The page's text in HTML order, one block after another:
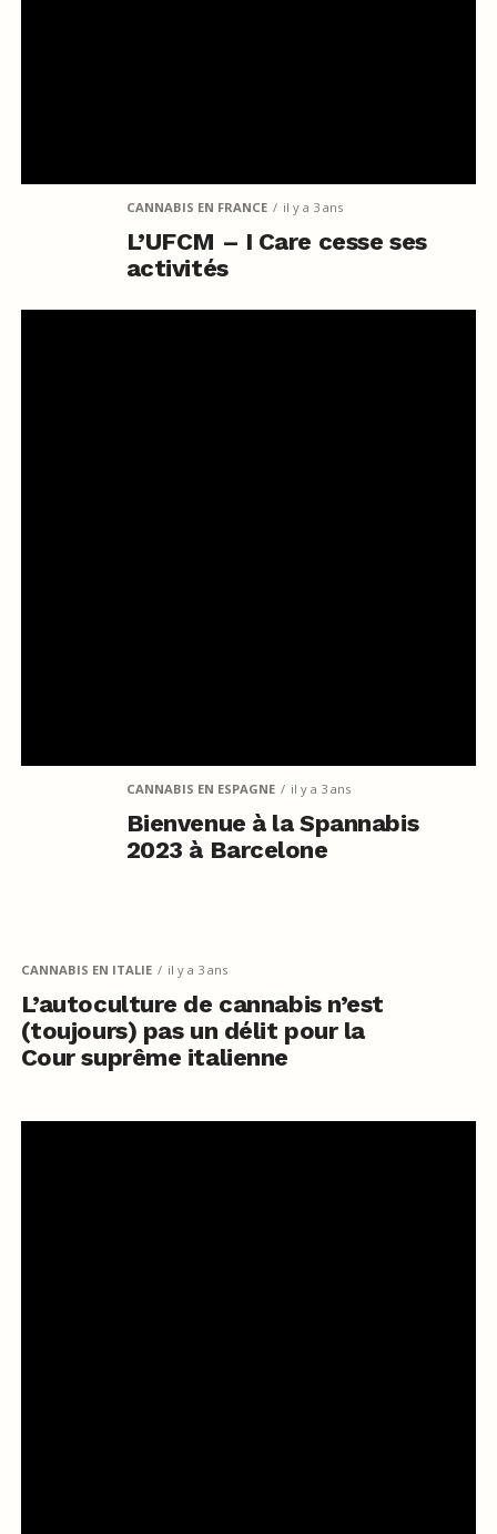
CANNABIS EN FRANCE il y a 3 ans
L’UFCM – I Care cesse ses
activités
CANNABIS EN ESPAGNE il y a 3 ans
Bienvenue à la Spannabis
2023 à Barcelone
CANNABIS EN ITALIE il y a 3 ans
L’autoculture de cannabis n’est
(toujours) pas un délit pour la
Cour suprême italienne